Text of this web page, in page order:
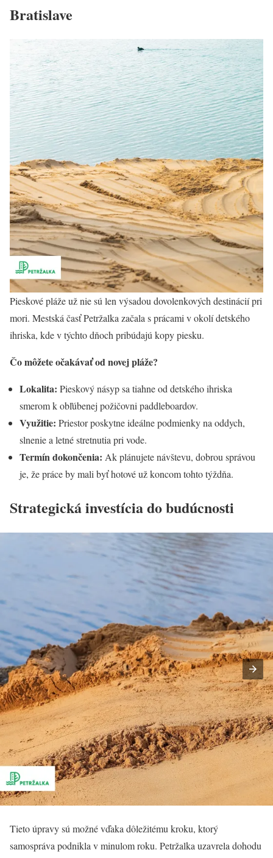
Bratislave
Pieskové pláže už nie sú len výsadou dovolenkových destinácií pri
mori. Mestská časť Petržalka začala s prácami v okolí detského
ihriska, kde v týchto dňoch pribúdajú kopy piesku.
Čo môžete očakávať od novej pláže?
Lokalita: Pieskový násyp sa tiahne od detského ihriska
smerom k obľúbenej požičovni paddleboardov.
Využitie: Priestor poskytne ideálne podmienky na oddych,
slnenie a letné stretnutia pri vode.
Termín dokončenia: Ak plánujete návštevu, dobrou správou
je, že práce by mali byť hotové už koncom tohto týždňa.
Strategická investícia do budúcnosti
Tieto úpravy sú možné vďaka dôležitému kroku, ktorý
samospráva podnikla v minulom roku. Petržalka uzavrela dohodu